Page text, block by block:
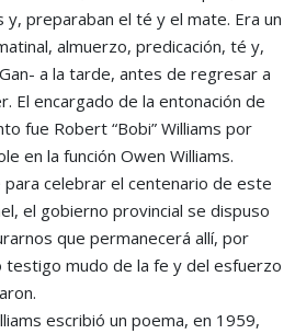
y, preparaban el té y el mate. Era un
almuerzo, predicación, té y,
a la tarde, antes de regresar a
El encargado de la entonación de
fue Robert “Bobi” Williams por
en la función Owen Williams.
celebrar el centenario de este
el gobierno provincial se dispuso
que permanecerá allí, por
testigo mudo de la fe y del esfuerzo
escribió un poema, en 1959,